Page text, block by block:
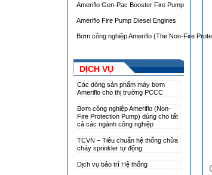
Ameriflo Gen-Pac Booster Fire Pump
Ameriflo Fire Pump Diesel Engines
Bơm công nghiệp Ameriflo (The Non-Fire
DỊCH VỤ
Các dòng sản phẩm máy bơm
Ameriflo cho thị trường PCCC
Bơm công nghiệp Ameriflo (Non-
Fire Protection Pump) dùng cho tất
cả các ngành công nghiệp
TCVN – Tiêu chuẩn hệ thống chữa
cháy sprinkler tự động
Dịch vụ bảo trì Hệ thống